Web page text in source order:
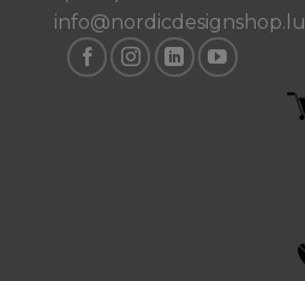
werden
info@nordicdesignshop.lu